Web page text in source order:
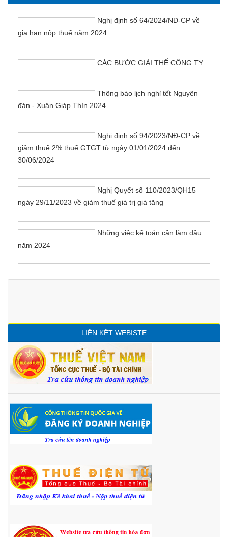
Nghị định số 64/2024/NĐ-CP về
gia hạn nộp thuế năm 2024
CÁC BƯỚC GIẢI THỂ CÔNG TY
Thông báo lịch nghỉ tết Nguyên
đán - Xuân Giáp Thìn 2024
Nghị định số 94/2023/NĐ-CP về
giảm thuế 2% thuế GTGT từ ngày 01/01/2024 đến
30/06/2024
Nghị Quyết số 110/2023/QH15
ngày 29/11/2023 về giảm thuế giá trị giá tăng
Những việc kế toán cần làm đầu
năm 2024
LIÊN KẾT WEBISTE